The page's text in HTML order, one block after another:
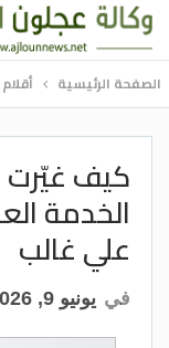
الصفحة الرئيسية
كيف غيّرت
الخدمة
علي غالب
في يونيو 9, 2026